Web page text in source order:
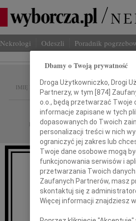
Nekrologi Odeszli Poradnik
IMIĘ I NAZWISKO: Jan
REGION: Poznań
DATA EMISJI: 16.07.2021
Z żalem przyjęliśmy
Dbamy o Twoją prywatność
Droga Użytkowniczko, Drogi
Partnerzy, w tym [874]
o.o., będą przetwarzać Twoje
informacje zapisane w tych
dopasowanych do Twoich
personalizacji treści w nich
ograniczyć jej zakres lub
Twoje dane osobowe mogą
funkcjonowania serwisów i
przetwarzania Twoich danych
Zaufanych Partnerów, masz
skontaktuj się z
Więcej informacji znajdziesz w